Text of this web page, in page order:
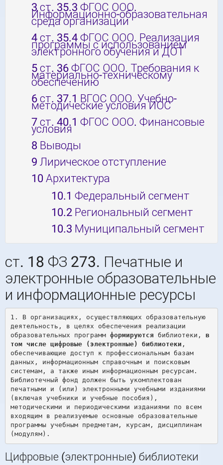
3 ст. 35.3 ФГОС ООО.
Информационно-образовательная
среда организации
4 ст. 35.4 ФГОС ООО. Реализация
программы с использованием
электронного обучения и ДОТ
5 ст. 36 ФГОС ООО. Требования к
материально-техническому
обеспечению
6 ст. 37.1 ВГОС ООО. Учебно-
методические условия ИОС
7 ст. 40.1 ФГОС ООО. Финансовые
условия
8 Выводы
9 Лирическое отступление
10 Архитектура
10.1 Федеральный сегмент
10.2 Региональный сегмент
10.3 Муниципальный сегмент
ст. 18 ФЗ 273. Печатные и
электронные образовательные
и информационные ресурсы
1. В организациях, осуществляющих образовательную
деятельность, в целях обеспечения реализации
образовательных программ формируются библиотеки, в
том числе цифровые (электронные) библиотеки ,
обеспечивающие доступ к профессиональным базам
данных, информационным справочным и поисковым
системам, а также иным информационным ресурсам.
Библиотечный фонд должен быть укомплектован
печатными и (или) электронными учебными изданиями
(включая учебники и учебные пособия),
методическими и периодическими изданиями по всем
входящим в реализуемые основные образовательные
программы учебным предметам, курсам, дисциплинам
Цифровые (электронные) библиотеки